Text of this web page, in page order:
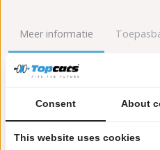
Meer informatie
Origineel nummers
Garantie:2 jaar garantie
Materiaal:Keramiek
Enkel in combinatie met:
Consent About
This website uses cookies